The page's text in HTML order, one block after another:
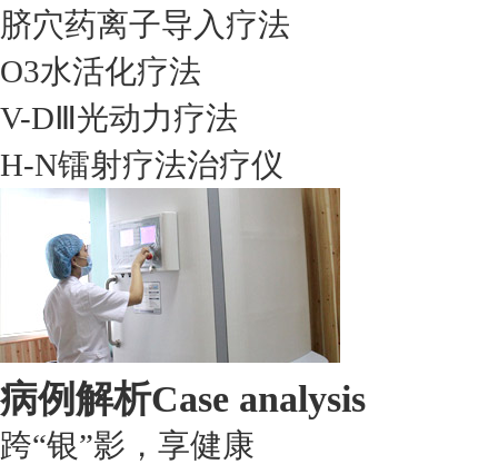
脐穴药离子导入疗法
O3水活化疗法
V-DⅢ光动力疗法
H-N镭射疗法治疗仪
病例解析Case analysis
跨“银”影，享健康